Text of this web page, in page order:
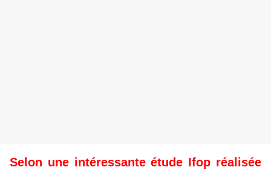
Selon une intéressante étude Ifop réalisée